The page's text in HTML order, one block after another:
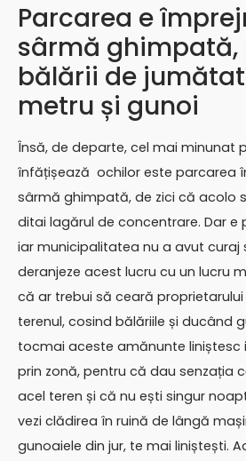
Parcarea e
sârmă ghimpată,
bălării de
metru și gunoi
Însă, de departe, cel mai minunat
înfățișează ochilor este parcarea
sârmă ghimpată, de zici că acolo
ditai lagărul de concentrare. Dar
iar municipalitatea nu a avut curaj
deranjeze acest lucru cu un lucru
că ar trebui să ceară
terenul, cosind bălăriile și ducând
tocmai aceste amănunte liniștesc
prin zonă, pentru că dau senzația
acel teren și că nu ești singur
vezi clădirea în ruină de lângă
gunoaiele din jur, te mai liniștești.